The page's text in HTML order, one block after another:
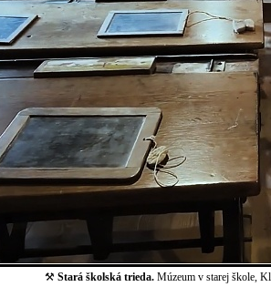
⚒ Stará školská trieda. Múzeum v starej škole,